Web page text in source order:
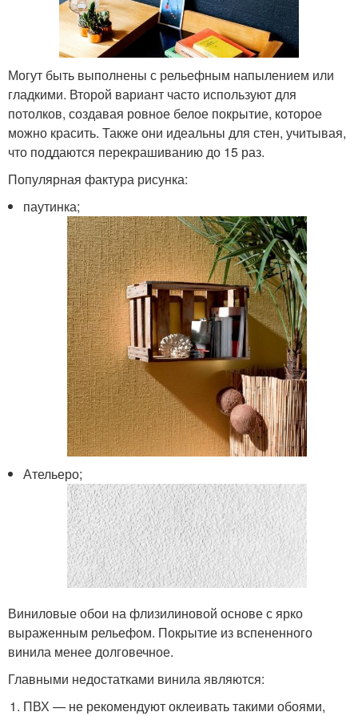
Могут быть выполнены с рельефным напылением или
гладкими. Второй вариант часто используют для
потолков, создавая ровное белое покрытие, которое
можно красить. Также они идеальны для стен, учитывая,
что поддаются перекрашиванию до 15 раз.
Популярная фактура рисунка:
паутинка;
Ательеро;
Виниловые обои на флизилиновой основе с ярко
выраженным рельефом. Покрытие из вспененного
винила менее долговечное.
Главными недостатками винила являются:
ПВХ — не рекомендуют оклеивать такими обоями,